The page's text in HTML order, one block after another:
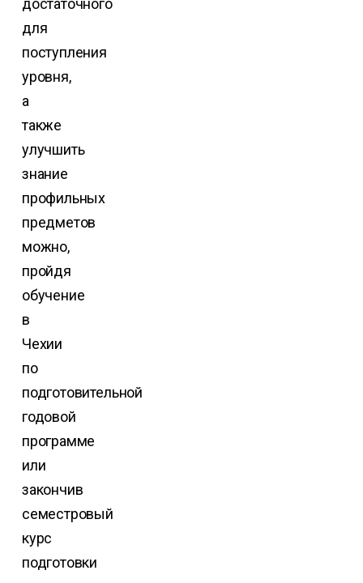
достаточного
для
поступления
уровня,
а
также
улучшить
знание
профильных
предметов
можно,
пройдя
обучение
в
Чехии
по
подготовительной
годовой
программе
или
закончив
семестровый
курс
подготовки